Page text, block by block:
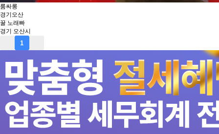
룸싸롱
경기 오산
꿀 노래빠
경기 오산시
1